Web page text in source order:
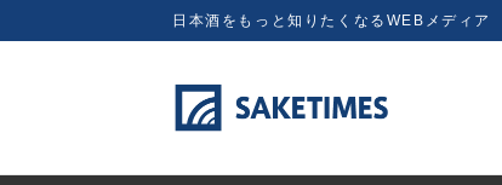
日本酒をもっと知りたくなるWEBメディア
SAKETIMES